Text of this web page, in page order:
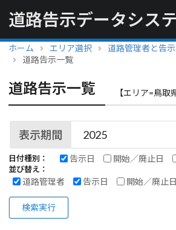
道路告示データシス
ホーム エリア選択
道路管理者と告
道路告示一覧
道路告示一覧 【エリア=鳥
表示期間
日付種別： 告示日 開始／廃止日
並び替え：
道路管理者 告示日 開始／廃止日
検索実行